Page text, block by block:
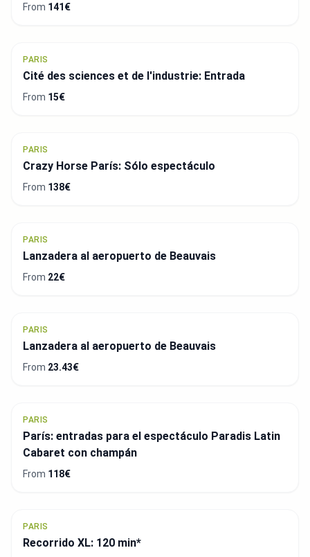
From 141€
PARIS
Cité des sciences et de l'industrie: Entrada
From 15€
PARIS
Crazy Horse París: Sólo espectáculo
From 138€
PARIS
Lanzadera al aeropuerto de Beauvais
From 22€
PARIS
Lanzadera al aeropuerto de Beauvais
From 23.43€
PARIS
París: entradas para el espectáculo Paradis Latin
Cabaret con champán
From 118€
PARIS
Recorrido XL: 120 min*